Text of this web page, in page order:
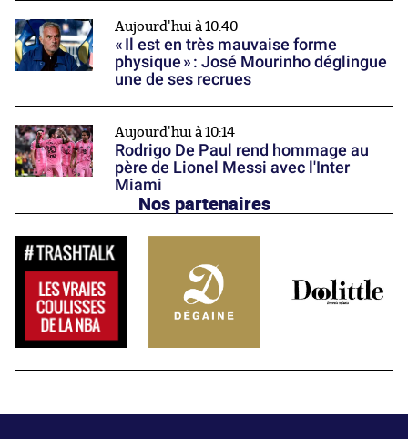
Aujourd'hui à 10:40
« Il est en très mauvaise forme
physique » : José Mourinho déglingue
une de ses recrues
Aujourd'hui à 10:14
Rodrigo De Paul rend hommage au
père de Lionel Messi avec l'Inter
Miami
Nos partenaires